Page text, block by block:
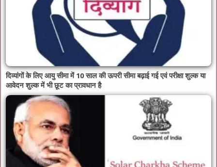
दिव्यांगों के लिए आयु सीमा में 10 साल की ऊपरी सीमा बढ़ाई गई एवं परीक्षा शुल्क या
आवेदन शुल्क में भी छूट का प्रावधान है